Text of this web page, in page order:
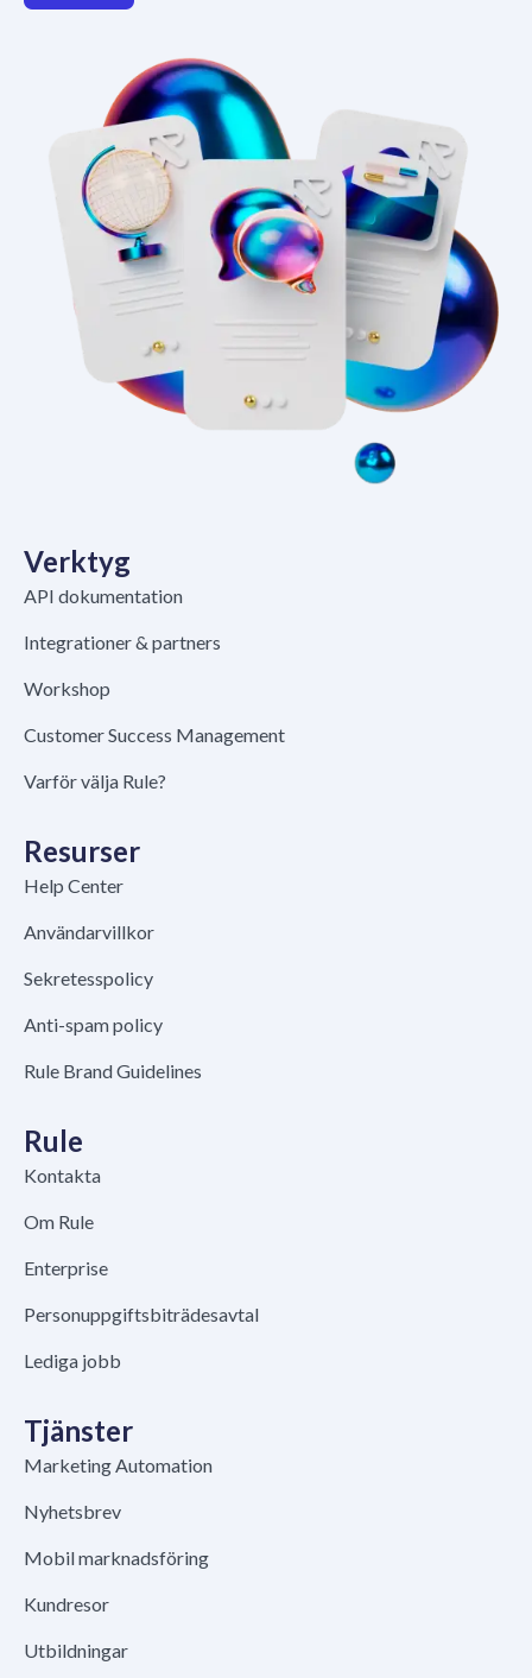
Verktyg
API dokumentation
Integrationer & partners
Workshop
Customer Success Management
Varför välja Rule?
Resurser
Help Center
Användarvillkor
Sekretesspolicy
Anti-spam policy
Rule Brand Guidelines
Rule
Kontakta
Om Rule
Enterprise
Personuppgiftsbiträdesavtal
Lediga jobb
Tjänster
Marketing Automation
Nyhetsbrev
Mobil marknadsföring
Kundresor
Utbildningar